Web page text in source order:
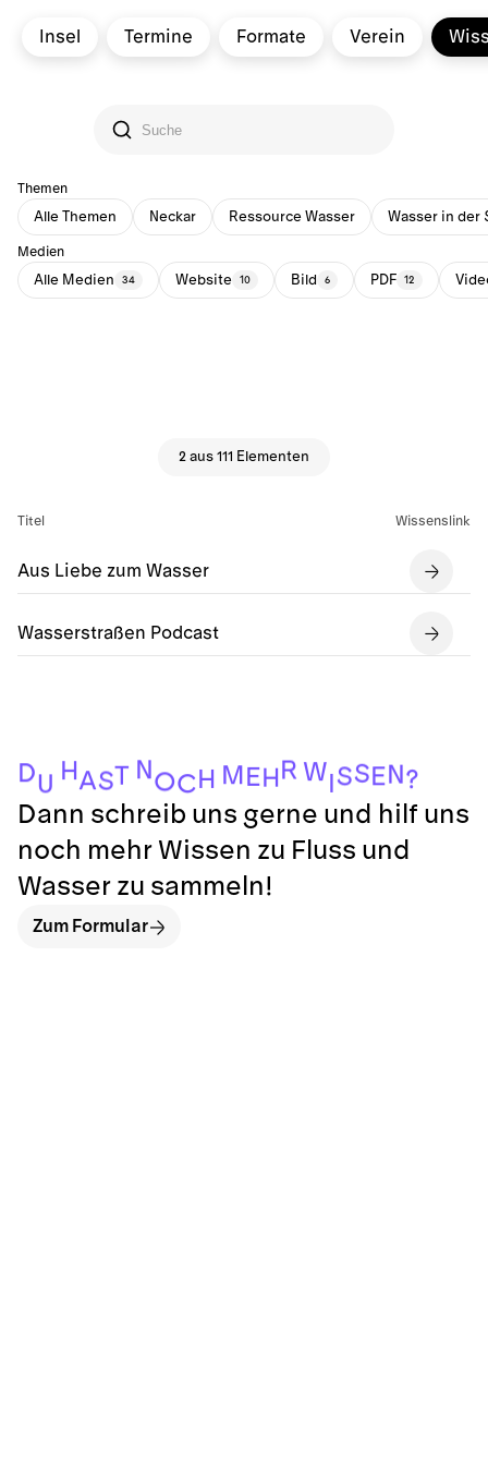
Insel Termine Formate Verein
Themen
Alle Themen Neckar Ressource Wasser Wasser in der
Medien
Alle Medien 34 Website 10 Bild 6 PDF 12
2 aus 111 Elementen
Titel Wissenslink
Aus Liebe zum Wasser
Wasserstraßen Podcast
DU H AST N OC H M E H R W SS E N ?
Dann schreib uns gerne und hilf uns
noch mehr Wissen zu Fluss und
Wasser zu sammeln!
Zum Formular